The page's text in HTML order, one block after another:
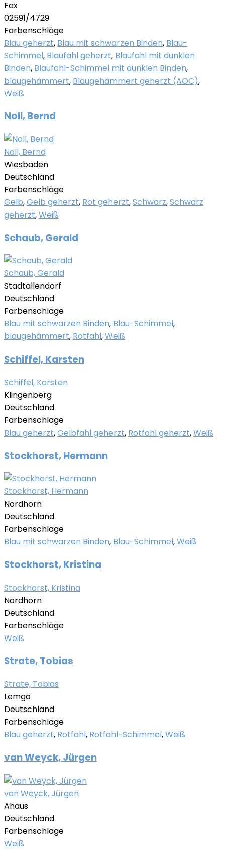
Fax
02591/4729
Farbenschläge
Blau geherzt, Blau mit schwarzen Binden, Blau-
Schimmel, Blaufahl geherzt, Blaufahl mit dunklen
Binden, Blaufahl-Schimmel mit dunklen Binden,
blaugehämmert, Blaugehämmert geherzt (AOC),
Weiß
Noll, Bernd
Noll, Bernd
Wiesbaden
Deutschland
Farbenschläge
Gelb,Gelb geherzt, Rot geherzt,Schwarz,Schwarz
geherzt,Weiß
Schaub, Gerald
Schaub, Gerald
Stadtallendorf
Deutschland
Farbenschläge
Blau mit schwarzen Binden, Blau-Schimmel,
blaugehämmert, Rotfahl,Weiß
Schiffel, Karsten
Schiffel, Karsten
Klingenberg
Deutschland
Farbenschläge
Blau geherzt,Gelbfahl geherzt, Rotfahl geherzt,Weiß
Stockhorst, Hermann
Stockhorst, Hermann
Nordhorn
Deutschland
Farbenschläge
Blau mit schwarzen Binden, Blau-Schimmel,Weiß
Stockhorst, Kristina
Stockhorst, Kristina
Nordhorn
Deutschland
Farbenschläge
Weiß
Strate, Tobias
Strate, Tobias
Lemgo
Deutschland
Farbenschläge
Blau geherzt, Rotfahl, Rotfahl-Schimmel,Weiß
van Weyck, Jürgen
van Weyck, Jürgen
Ahaus
Deutschland
Farbenschläge
Weiß